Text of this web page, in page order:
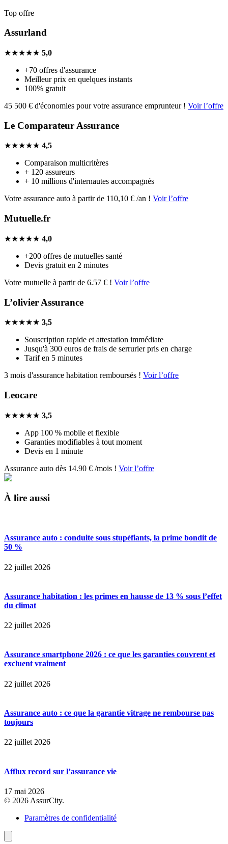
Top offre
Assurland
★★★★★ 5,0
+70 offres d'assurance
Meilleur prix en quelques instants
100% gratuit
45 500 € d'économies pour votre assurance emprunteur ! Voir l’offre
Le Comparateur Assurance
★★★★★ 4,5
Comparaison multicritères
+ 120 assureurs
+ 10 millions d'internautes accompagnés
Votre assurance auto à partir de 110,10 € /an ! Voir l’offre
Mutuelle.fr
★★★★★ 4,0
+200 offres de mutuelles santé
Devis gratuit en 2 minutes
Votre mutuelle à partir de 6.57 € ! Voir l’offre
L’olivier Assurance
★★★★★ 3,5
Souscription rapide et attestation immédiate
Jusqu'à 300 euros de frais de serrurier pris en charge
Tarif en 5 minutes
3 mois d'assurance habitation remboursés ! Voir l’offre
Leocare
★★★★★ 3,5
App 100 % mobile et flexible
Garanties modifiables à tout moment
Devis en 1 minute
Assurance auto dès 14.90 € /mois ! Voir l’offre
À lire aussi
Assurance auto : conduite sous stupéfiants, la prime bondit de
50 %
22 juillet 2026
Assurance habitation : les primes en hausse de 13 % sous l’effet
du climat
22 juillet 2026
Assurance smartphone 2026 : ce que les garanties couvrent et
excluent vraiment
22 juillet 2026
Assurance auto : ce que la garantie vitrage ne rembourse pas
toujours
22 juillet 2026
Afflux record sur l’assurance vie
17 mai 2026
© 2026 AssurCity.
Paramètres de confidentialité